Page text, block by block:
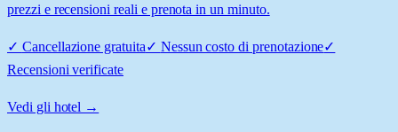
prezzi e recensioni reali e prenota in un minuto.
✓ Cancellazione gratuita✓ Nessun costo di prenotazione✓
Recensioni verificate
Vedi gli hotel →